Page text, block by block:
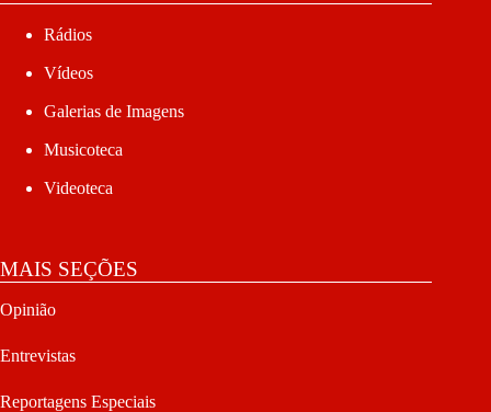
Rádios
Vídeos
Galerias de Imagens
Musicoteca
Videoteca
MAIS SEÇÕES
Opinião
Entrevistas
Reportagens Especiais